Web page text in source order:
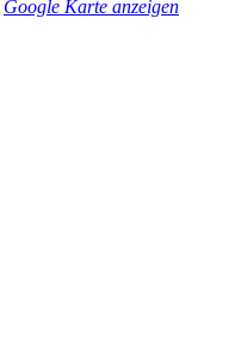
Google Karte anzeigen